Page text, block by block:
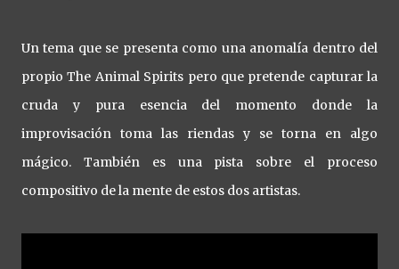
Un tema que se presenta como una anomalía dentro del
propio The Animal Spirits pero que pretende capturar la
cruda y pura esencia del momento donde la
improvisación toma las riendas y se torna en algo
mágico. También es una pista sobre el proceso
compositivo de la mente de estos dos artistas.